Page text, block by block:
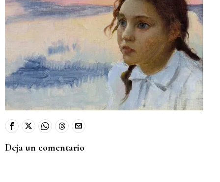
Deja un comentario